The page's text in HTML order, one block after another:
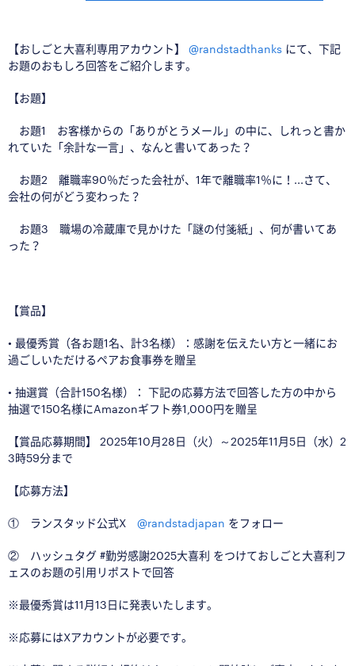
【おしごと大喜利専用アカウント】 @randstadthanks にて、下記
お題のおもしろ回答をご紹介します。
【お題】
お題1 お客様からの「ありがとうメール」の中に、しれっと書か
れていた「余計な一言」、なんと書いてあった？
お題2 離職率90％だった会社が、1年で離職率1％に！...さて、
会社の何がどう変わった？
お題3 職場の冷蔵庫で見かけた「謎の付箋紙」、何が書いてあ
った？
【賞品】
• 最優秀賞（各お題1名、計3名様）：感謝を伝えたい方と一緒にお
過ごしいただけるペアお食事券を贈呈
• 抽選賞（合計150名様）： 下記の応募方法で回答した方の中から
抽選で150名様にAmazonギフト券1,000円を贈呈
【賞品応募期間】 2025年10月28日（火）～2025年11月5日（水）2
3時59分まで
【応募方法】
① ランスタッド公式X @randstadjapan をフォロー
② ハッシュタグ #勤労感謝2025大喜利 をつけておしごと大喜利フ
ェスのお題の引用リポストで回答
※最優秀賞は11月13日に発表いたします。
※応募にはXアカウントが必要です。